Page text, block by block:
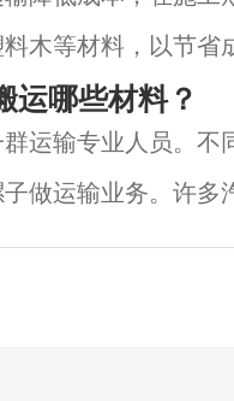
木等材料，以节省
、运输成本高的实
，而不是以的人工搬
运哪些材料？
运输专业人员。不
做运输业务。许多
一次能扛400斤。